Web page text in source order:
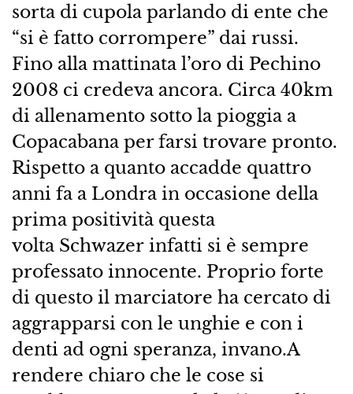
sorta di cupola parlando di ente che
“si è fatto corrompere” dai russi.
Fino alla mattinata l’oro di Pechino
2008 ci credeva ancora. Circa 40km
di allenamento sotto la pioggia a
Copacabana per farsi trovare pronto.
Rispetto a quanto accadde quattro
anni fa a Londra in occasione della
prima positività questa
volta Schwazer infatti si è sempre
professato innocente. Proprio forte
di questo il marciatore ha cercato di
aggrapparsi con le unghie e con i
denti ad ogni speranza, invano.A
rendere chiaro che le cose si